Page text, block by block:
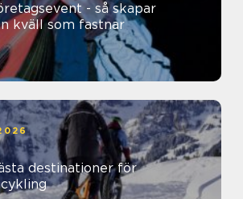
- så skapar
kväll som fastnar
destinationer för